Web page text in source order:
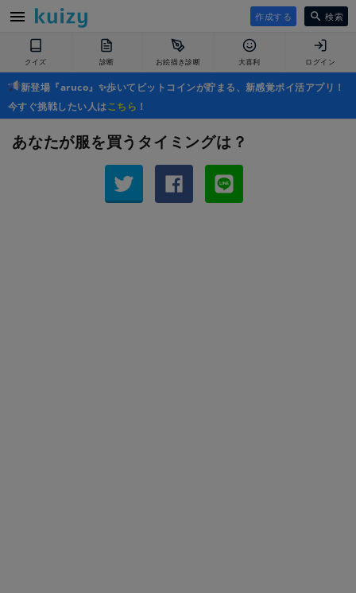
作成する 検索
クイズ 診断 お絵描き診断 大喜利 ログイン
新登場『aruco』✨歩いてビットコインが貯まる、新感覚ポイ活アプリ！
今すぐ挑戦したい人はこちら ！
あなたが服を買うタイミングは？